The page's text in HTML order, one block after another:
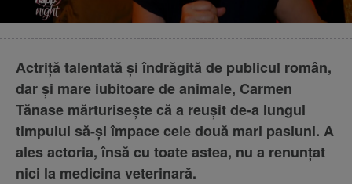
Actriță talentată și îndrăgită de publicul român,
dar și mare iubitoare de animale, Carmen
Tănase mărturisește că a reușit de-a lungul
timpului să-și împace cele două mari pasiuni. A
ales actoria, însă cu toate astea, nu a renunțat
nici la medicina veterinară.